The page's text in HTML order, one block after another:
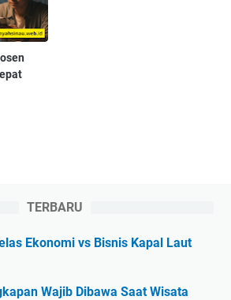
TERBARU
Ekonomi vs Bisnis Kapal Laut
Wajib Dibawa Saat Wisata